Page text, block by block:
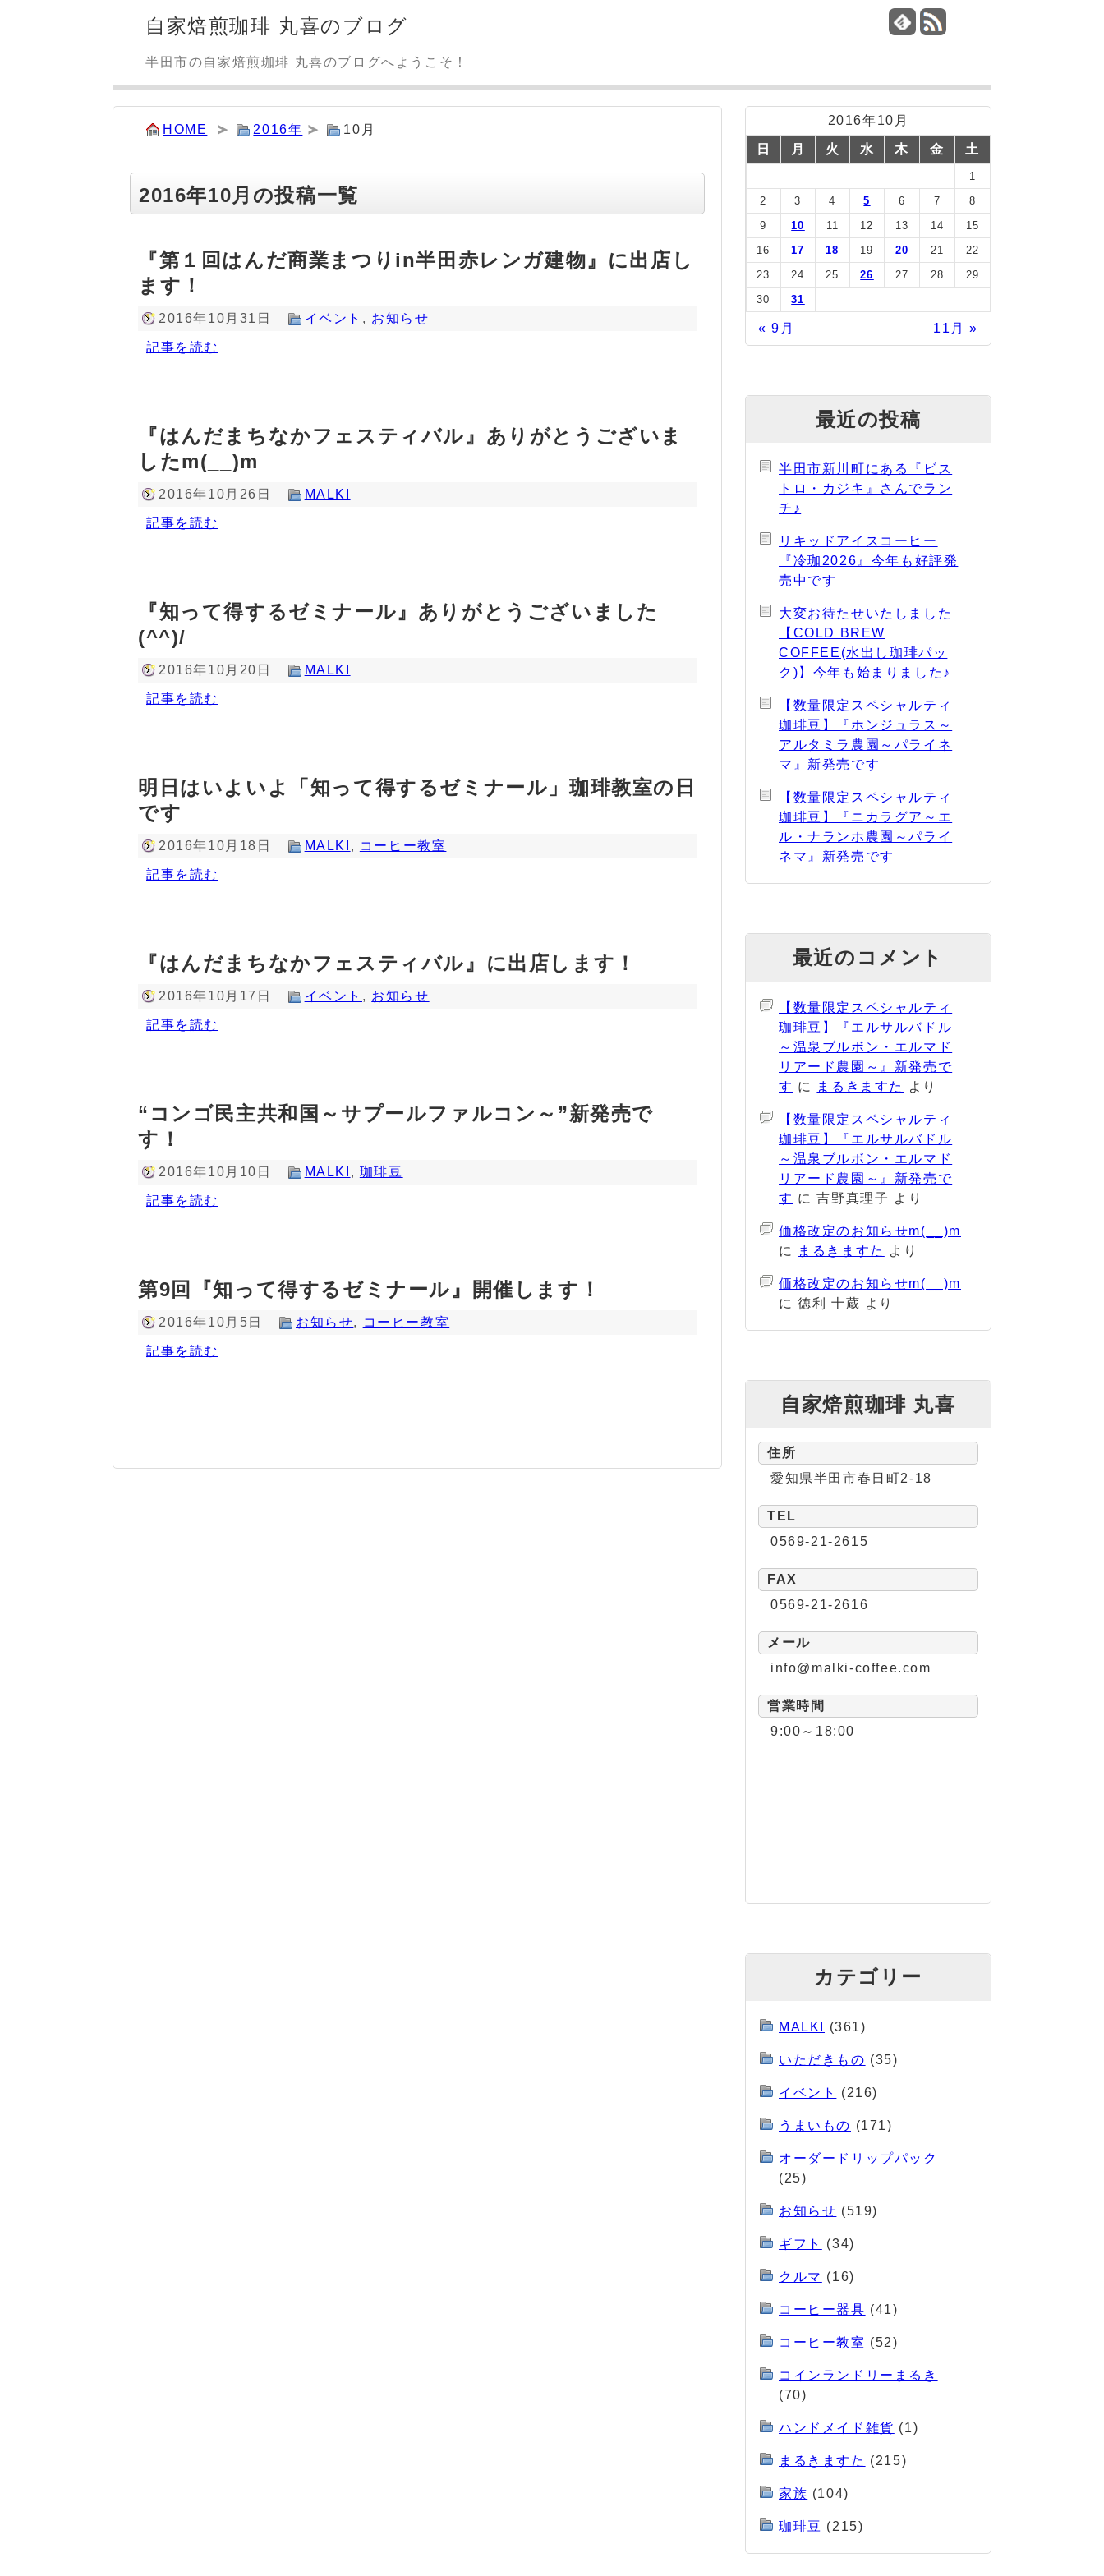
自家焙煎珈琲 丸喜のブログ
半田市の自家焙煎珈琲 丸喜のブログへようこそ！
HOME 2016年 10月
2016年10月の投稿一覧
『第１回はんだ商業まつりin半田赤レンガ建物』に出店し
ます！
2016年10月31日 イベント , お知らせ
記事を読む
『はんだまちなかフェスティバル』ありがとうございま
したm(__)m
2016年10月26日 MALKI
記事を読む
『知って得するゼミナール』ありがとうございました
(^^)/
2016年10月20日 MALKI
記事を読む
明日はいよいよ「知って得するゼミナール」珈琲教室の日
です
2016年10月18日 MALKI , コーヒー教室
記事を読む
『はんだまちなかフェスティバル』に出店します！
2016年10月17日 イベント , お知らせ
記事を読む
“コンゴ民主共和国～サプールファルコン～”新発売で
す！
2016年10月10日 MALKI , 珈琲豆
記事を読む
第9回『知って得するゼミナール』開催します！
2016年10月5日 お知らせ, コーヒー教室
記事を読む
2016年10月
日 月 火 水 木 金 土
1
2
3 4 5 6 7
8
9
10 11 12 13 14
15
16
17 18 19 20 21
22
23
24 25 26 27 28
29
30
31
« 9月 11月 »
最近の投稿
半田市新川町にある『ビス
トロ・カジキ』さんでラン
チ♪
リキッドアイスコーヒー
『冷珈2026』今年も好評発
売中です
大変お待たせいたしました
【COLD BREW
COFFEE(水出し珈琲パッ
ク)】今年も始まりました♪
【数量限定スペシャルティ
珈琲豆】『ホンジュラス～
アルタミラ農園～パライネ
マ』新発売です
【数量限定スペシャルティ
珈琲豆】『ニカラグア～エ
ル・ナランホ農園～パライ
ネマ』新発売です
最近のコメント
【数量限定スペシャルティ
珈琲豆】『エルサルバドル
～温泉ブルボン・エルマド
リアード農園～』新発売で
す に まるきますた より
【数量限定スペシャルティ
珈琲豆】『エルサルバドル
～温泉ブルボン・エルマド
リアード農園～』新発売で
す に吉野真理子 より
価格改定のお知らせm(__)m
に
まるきますた より
価格改定のお知らせm(__)m
に徳利 十蔵 より
自家焙煎珈琲 丸喜
住所
愛知県半田市春日町2-18
TEL
0569-21-2615
FAX
0569-21-2616
メール
info@malki-coffee.com
営業時間
9:00～18:00
カテゴリー
MALKI (361)
いただきもの (35)
イベント (216)
うまいもの (171)
オーダードリップパック
(25)
お知らせ (519)
ギフト (34)
クルマ (16)
コーヒー器具 (41)
コーヒー教室 (52)
コインランドリーまるき
(70)
ハンドメイド雑貨 (1)
まるきますた (215)
家族 (104)
珈琲豆 (215)